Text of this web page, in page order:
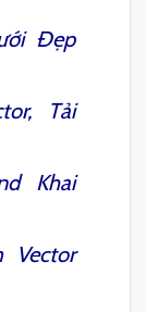
Đẹp
, Tải
Khai
Vector